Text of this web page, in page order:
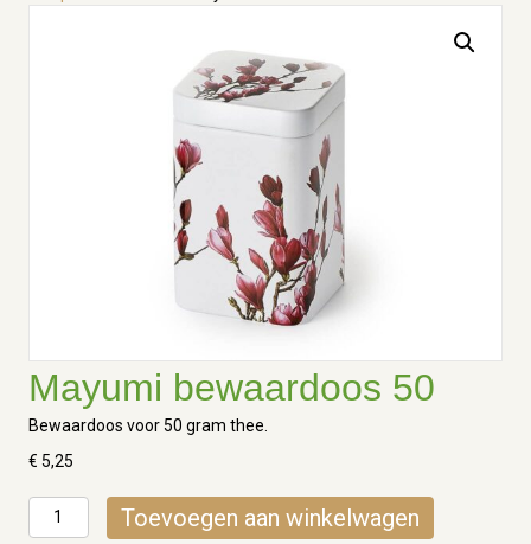
Mayumi bewaardoos 50
Bewaardoos voor 50 gram thee.
€ 5,25
Mayumi
bewaardoos Toevoegen aan winkelwagen